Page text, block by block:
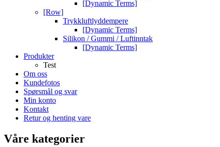
[Dynamic Terms]
[Row]
Trykkluftlyddempere
[Dynamic Terms]
Silikon / Gummi / Luftinntak
[Dynamic Terms]
Produkter
Test
Om oss
Kundefotos
Spørsmål og svar
Min konto
Kontakt
Retur og henting vare
Våre kategorier